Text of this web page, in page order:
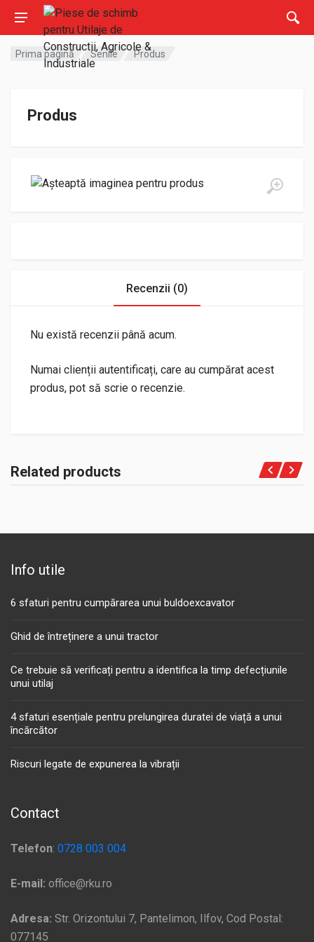
Prima pagină Senile Produs
Produs
Recenzii (0)
Nu există recenzii până acum.
Numai clienții autentificați, care au cumpărat acest
produs, pot să scrie o recenzie.
Related products
Info utile
6 sfaturi pentru cumpărarea unui buldoexcavator
Ghid de întreținere a unui tractor
Ce trebuie să verificați pentru a identifica la timp defecțiunile
unui utilaj
4 sfaturi esențiale pentru prelungirea duratei de viață a unui
încărcător
Riscuri legate de expunerea la vibrații
Contact
Telefon: 0728 003 004
E-mail: office@rku.ro
Adresa: Str. Orizontului 7, Pantelimon, Ilfov, Cod Postal:
077145